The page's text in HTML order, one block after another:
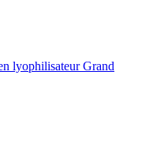
lyophilisateur Grand